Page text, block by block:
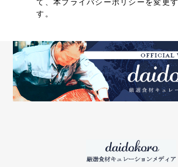
て、本プライバシーポリシーを変更
す。